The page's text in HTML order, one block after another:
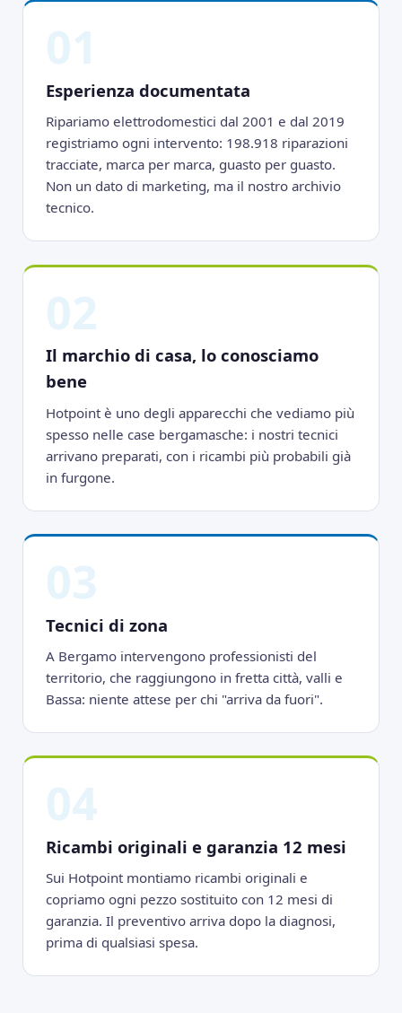
Esperienza documentata
Ripariamo elettrodomestici dal 2001 e dal 2019
registriamo ogni intervento: 198.918 riparazioni
tracciate, marca per marca, guasto per guasto.
Non un dato di marketing, ma il nostro archivio
tecnico.
Il marchio di casa, lo conosciamo
bene
Hotpoint è uno degli apparecchi che vediamo più
spesso nelle case bergamasche: i nostri tecnici
arrivano preparati, con i ricambi più probabili già
in furgone.
Tecnici di zona
A Bergamo intervengono professionisti del
territorio, che raggiungono in fretta città, valli e
Bassa: niente attese per chi "arriva da fuori".
Ricambi originali e garanzia 12 mesi
Sui Hotpoint montiamo ricambi originali e
copriamo ogni pezzo sostituito con 12 mesi di
garanzia. Il preventivo arriva dopo la diagnosi,
prima di qualsiasi spesa.